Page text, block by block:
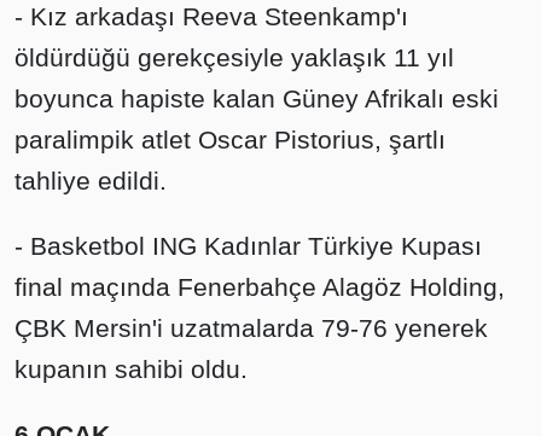
- Kız arkadaşı Reeva Steenkamp'ı
öldürdüğü gerekçesiyle yaklaşık 11 yıl
boyunca hapiste kalan Güney Afrikalı eski
paralimpik atlet Oscar Pistorius, şartlı
tahliye edildi.
- Basketbol ING Kadınlar Türkiye Kupası
final maçında Fenerbahçe Alagöz Holding,
ÇBK Mersin'i uzatmalarda 79-76 yenerek
kupanın sahibi oldu.